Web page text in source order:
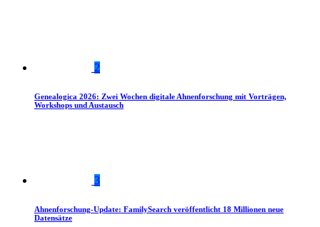
2
Genealogica 2026: Zwei Wochen digitale Ahnenforschung mit Vorträgen,
Workshops und Austausch
3
Ahnenforschung-Update: FamilySearch veröffentlicht 18 Millionen neue
Datensätze